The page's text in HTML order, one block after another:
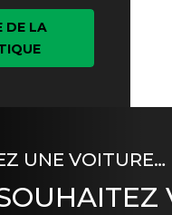
DE LA
UNE VOITURE…